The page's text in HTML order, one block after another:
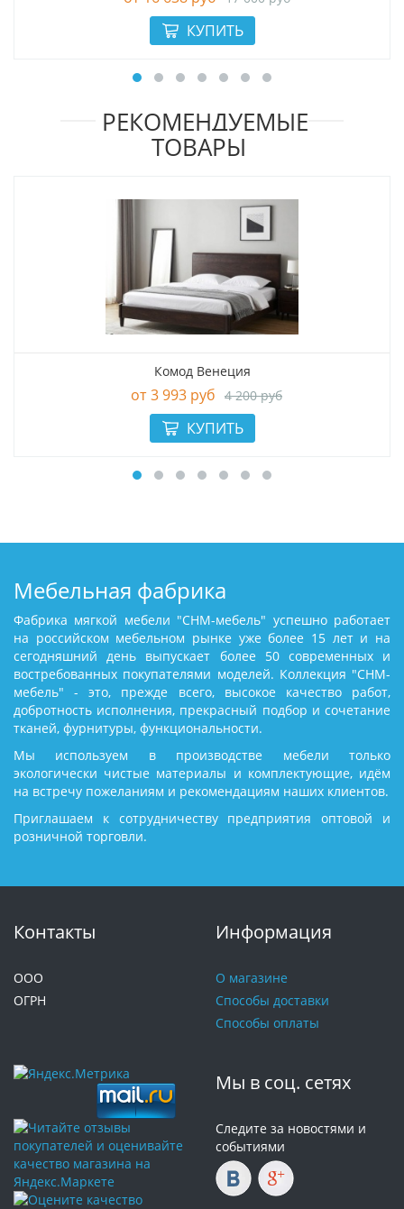
РЕКОМЕНДУЕМЫЕ
ТОВАРЫ
Комод Венеция
3 993 руб 4 200 руб
Мебельная фабрика
Фабрика мягкой мебели "СНМ-мебель" успешно работает
на российском мебельном рынке уже более 15 лет и на
сегодняшний день выпускает более 50 современных и
востребованных покупателями моделей. Коллекция "СНМ-
мебель" - это, прежде всего, высокое качество работ,
добротность исполнения, прекрасный подбор и сочетание
тканей, фурнитуры, функциональности.
Мы используем в производстве мебели только
экологически чистые материалы и комплектующие, идём
на встречу пожеланиям и рекомендациям наших клиентов.
Приглашаем к сотрудничеству предприятия оптовой и
розничной торговли.
Контакты
ООО
ОГРН
Информация
О магазине
Способы доставки
Способы оплаты
Мы в соц. сетях
Следите за новостями и
событиями